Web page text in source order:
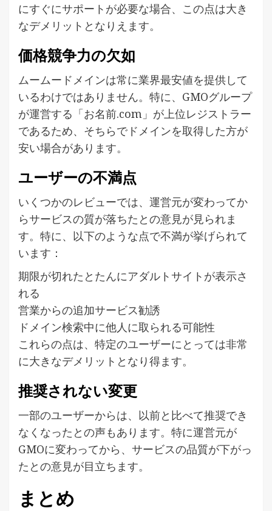
にすぐにサポートが必要な場合、この点は大き
なデメリットとなりえます。
価格競争力の欠如
ムームードメインは常に業界最安値を提供して
いるわけではありません。特に、GMOグループ
が運営する「お名前.com」が上位レジストラー
であるため、そちらでドメインを取得した方が
安い場合があります。
ユーザーの不満点
いくつかのレビューでは、運営元が変わってか
らサービスの質が落ちたとの意見が見られま
す。特に、以下のような点で不満が挙げられて
います：
期限が切れたとたんにアダルトサイトが表示さ
れる
営業からの追加サービス勧誘
ドメイン検索中に他人に取られる可能性
これらの点は、特定のユーザーにとっては非常
に大きなデメリットとなり得ます。
推奨されない変更
一部のユーザーからは、以前と比べて推奨でき
なくなったとの声もあります。特に運営元が
GMOに変わってから、サービスの品質が下がっ
たとの意見が目立ちます。
まとめ